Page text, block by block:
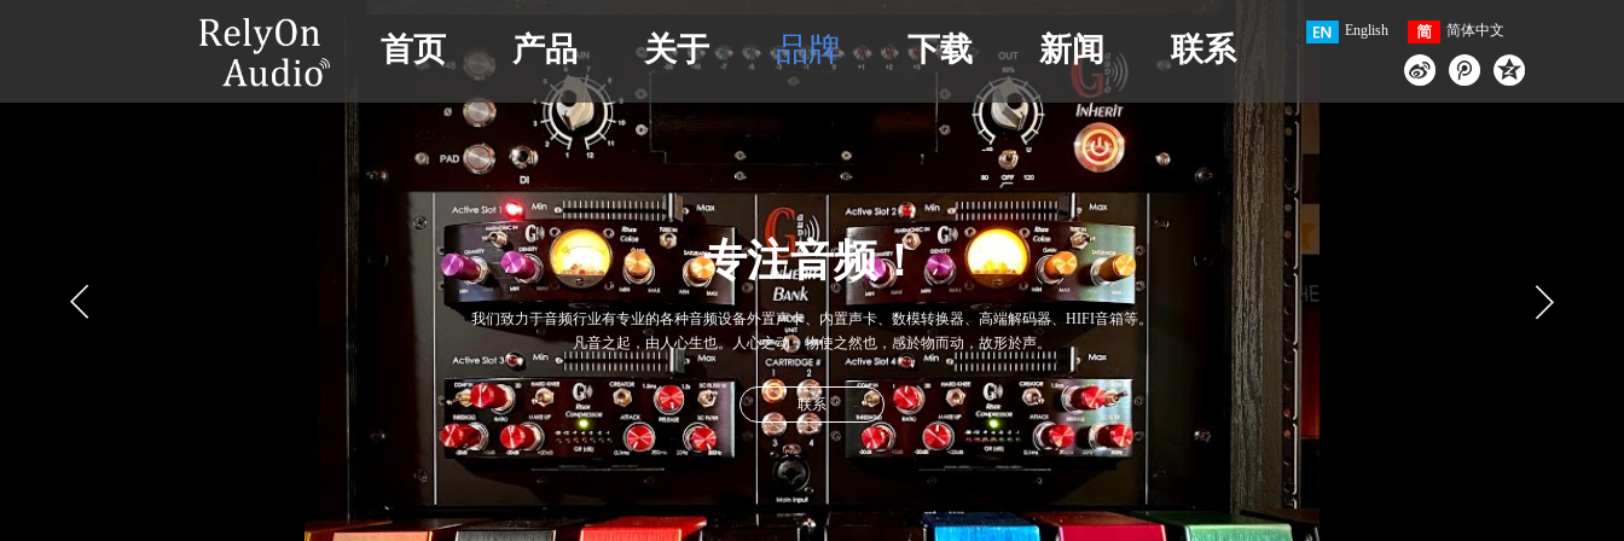
English 简体中文
首页 产品 关于 品牌 下载 新闻 联系
专注音频！
我们致力于音频行业有专业的各种音频设备外置声卡、内置声卡、数模转换器、 高端解码器、HIFI音箱等。
凡音之起，由人心生也。人心之动，物使之然也，感於物而动，故形於声。
联系